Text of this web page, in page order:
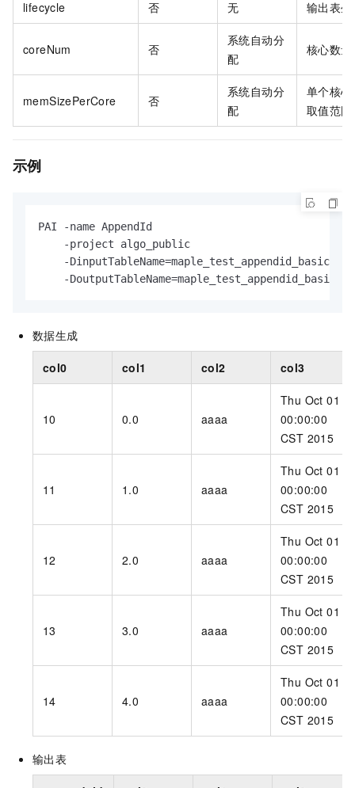
lifecycle 否 无 输出表
coreNum 否
系统自动分
配
核心数量
memSizePerCore 否
系统自动分
配
单个核
取值范围
示例
PAI -name AppendId
    -project algo_public
-
-
数据生成
col0 col1 col2 col3
10 0.0 aaaa
Thu Oct 01
00:00:00
CST 2015
11 1.0 aaaa
Thu Oct 01
00:00:00
CST 2015
12 2.0 aaaa
Thu Oct 01
00:00:00
CST 2015
13 3.0 aaaa
Thu Oct 01
00:00:00
CST 2015
14 4.0 aaaa
Thu Oct 01
00:00:00
CST 2015
输出表